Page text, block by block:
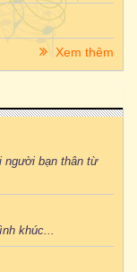
Xem thêm
người bạn thân từ
khúc...